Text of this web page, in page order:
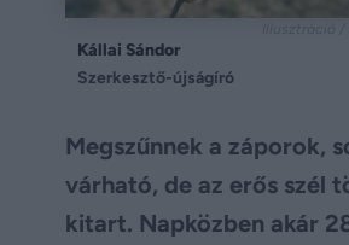
Kállai Sándor
Szerkesztő-újságíró
Megszűnnek a záporok,
várható, de az erős szél
kitart. Napközben akár